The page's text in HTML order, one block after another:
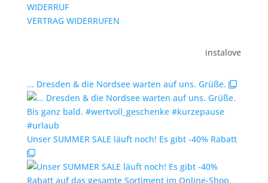
WIDERRUF
VERTRAG WIDERRUFEN
instalove
... Dresden & die Nordsee warten auf uns. Grüße.
Unser SUMMER SALE läuft noch! Es gibt -40% Rabatt